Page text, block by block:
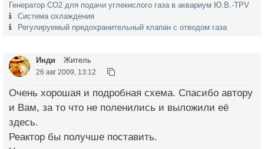
Генератор СО2 для подачи углекислого газа в аквариум Ю.В.-TPV
Система охлаждения
Регулируемый предохранительный клапан с отводом газа
Инди Житель
26 авг 2009, 13:12
Очень хорошая и подробная схема. Спасибо автору
и Вам, за то что не поленились и выложили её
здесь.
Реактор бы получше поставить.